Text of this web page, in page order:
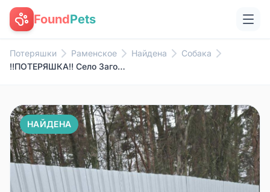
FoundPets
Потеряшки Раменское Найдена
Собака
‼ПОТЕРЯШКА️‼️ Село Загорново, ...
НАЙДЕНА